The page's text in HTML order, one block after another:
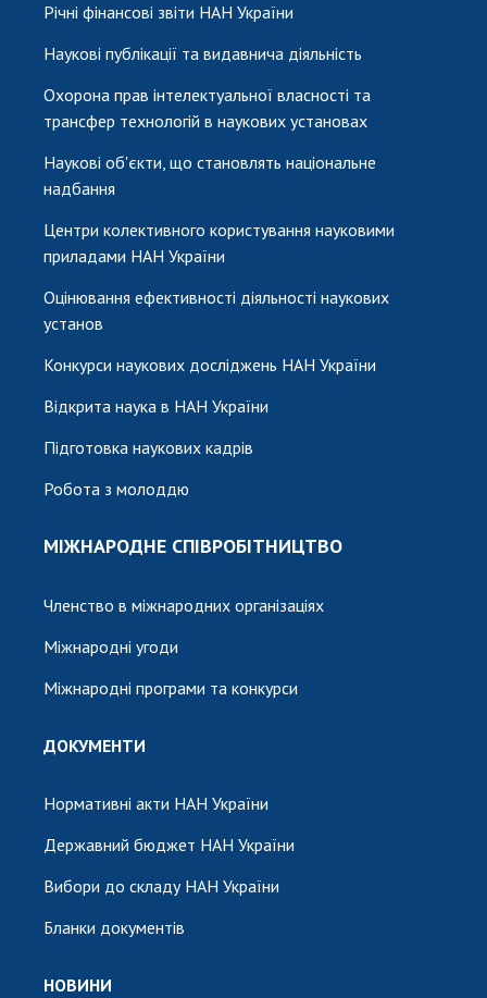
Річні фінансові звіти НАН України
Наукові публікації та видавнича діяльність
Охорона прав інтелектуальної власності та
трансфер технологій в наукових установах
Наукові об'єкти, що становлять національне
надбання
Центри колективного користування науковими
приладами НАН України
Оцінювання ефективності діяльності наукових
установ
Конкурси наукових досліджень НАН України
Відкрита наука в НАН України
Підготовка наукових кадрів
Робота з молоддю
МІЖНАРОДНЕ СПІВРОБІТНИЦТВО
Членство в міжнародних організаціях
Міжнародні угоди
Міжнародні програми та конкурси
ДОКУМЕНТИ
Нормативні акти НАН України
Державний бюджет НАН України
Вибори до складу НАН України
Бланки документів
НОВИНИ